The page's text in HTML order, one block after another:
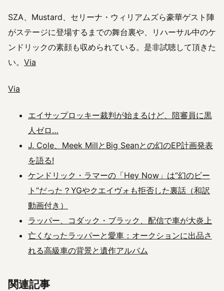
SZA、Mustard、セリーナ・ウィリアムズら豪華ゲスト陣
がステージに登場するまでの舞台裏や、リハーサル中のケ
ンドリックの素顔も収められている。是非試聴して頂きた
い。 Via
Via
エイサップロッキー裁判が始まるけど、陪審員に黒
人ゼロ…
J. Cole、Meek MillとBig Seanとの幻のEP計画発表
を語る!
ケンドリック・ラマーの「Hey Now」は“幻のビー
ト”だった？YGやクエイヴォも拒否した裏話（和訳
動画付き）
ラッパー、コダック・ブラック、配信で車が大炎上
亡くなったラッパーと愛車：オークションに出品さ
れる高級車の背景と遺作アルバム
関連記事